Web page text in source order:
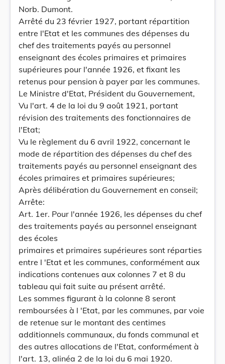
Norb. Dumont.
Arrêté du 23 février 1927, portant répartition
entre l'Etat et les communes des dépenses du
chef des traitements payés au personnel
enseignant des écoles primaires et primaires
supérieures pour l'année 1926, et fixant les
retenus pour pension à payer par les communes.
Le Ministre d'Etat, Président du Gouvernement,
Vu l'art. 4 de la loi du 9 août 1921, portant
révision des traitements des fonctionnaires de
l'Etat;
Vu le règlement du 6 avril 1922, concernant le
mode de répartition des dépenses du chef des
traitements payés au personnel enseignant des
écoles primaires et primaires supérieures;
Après délibération du Gouvernement en conseil;
Arrête:
Art. 1er. Pour l'année 1926, les dépenses du chef
des traitements payés au personnel enseignant
des écoles
primaires et primaires supérieures sont réparties
entre l 'Etat et les communes, conformément aux
indications contenues aux colonnes 7 et 8 du
tableau qui fait suite au présent arrêté.
Les sommes figurant à la colonne 8 seront
remboursées à l 'Etat, par les communes, par voie
de retenue sur le montant des centimes
additionnels communaux, du fonds communal et
des autres allocations de l'Etat, conformément à
l'art. 13, alinéa 2 de la loi du 6 mai 1920.